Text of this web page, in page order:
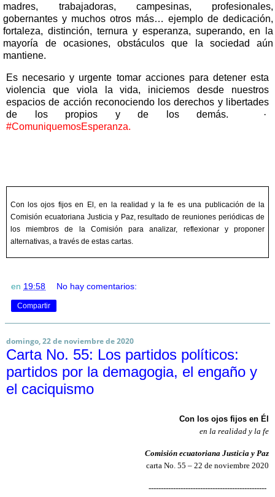
madres, trabajadoras, campesinas, profesionales,
gobernantes y muchos otros más… ejemplo de dedicación,
fortaleza, distinción, ternura y esperanza, superando, en la
mayoría de ocasiones, obstáculos que la sociedad aún
mantiene.
Es necesario y urgente tomar acciones para detener esta
violencia que viola la vida, iniciemos desde nuestros
espacios de acción reconociendo los derechos y libertades
de los propios y de los demás.
·
#ComuniquemosEsperanza.
Con los ojos fijos en El, en la realidad y la fe es una publicación de la
Comisión ecuatoriana Justicia y Paz, resultado de reuniones periódicas de
los miembros de la Comisión para analizar, reflexionar y proponer
alternativas, a través de estas cartas.
en 19:58 No hay comentarios:
Compartir
domingo, 22 de noviembre de 2020
Carta No. 55: Los partidos políticos:
partidos por la demagogia, el engaño y
el caciquismo
Con los ojos fijos en Él
en la realidad y la fe
Comisión ecuatoriana Justicia y Paz
carta No. 55 – 22 de noviembre 2020
------------------------------------------------